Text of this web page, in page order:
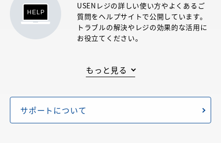
USENレジの詳しい使い方やよくあるご
質問をヘルプサイトで公開しています。
トラブルの解決やレジの効果的な活用に
お役立てください。
POSレジ導入の際の
ぜひスタッフに
ご相談ください。
もっと見る
サポートについて